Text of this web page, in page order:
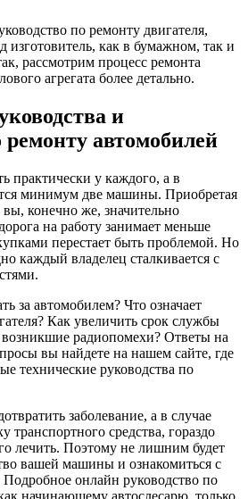
за автомобилем? Что означает
Как увеличить срок службы
вы найдете на нашем сайте, где
технические руководства по
заболевание, а в случае
транспортного средства, гораздо
лечить. Поэтому не лишним будет
вашей машины и ознакомиться с
онлайн руководство по
начинающему автослесарю, только
дела, так и опытному
самостоятельно устранить
средстве.
найдете интересные и полезные
возникновения той или иной
что происходит на российском
разработки ведущих
раздел «Новости», где
свежая информация о ведущих
Для тех, кому нужно купить
друга, предлагаем
Здесь вы можете сделать заказ
форму обратной связи. Наши
в максимально короткие сроки.